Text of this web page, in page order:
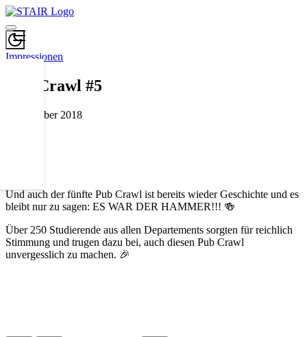
Impressionen
Pub Crawl #5
31. Oktober 2018
Und auch der fünfte Pub Crawl ist bereits wieder Geschichte und es
bleibt nur zu sagen: ES WAR DER HAMMER!!! 🍻
Über 250 Studierende aus allen Departements sorgten für reichlich
Stimmung und trugen dazu bei, auch diesen Pub Crawl
unvergesslich zu machen. 🎉